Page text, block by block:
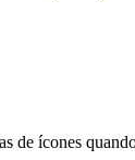
de ícones